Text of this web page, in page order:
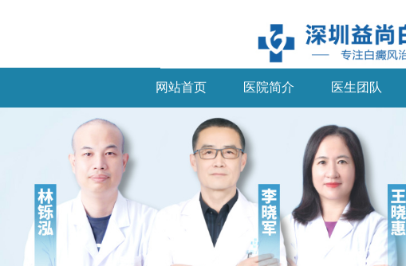
网站首页 医院简介 医生团队